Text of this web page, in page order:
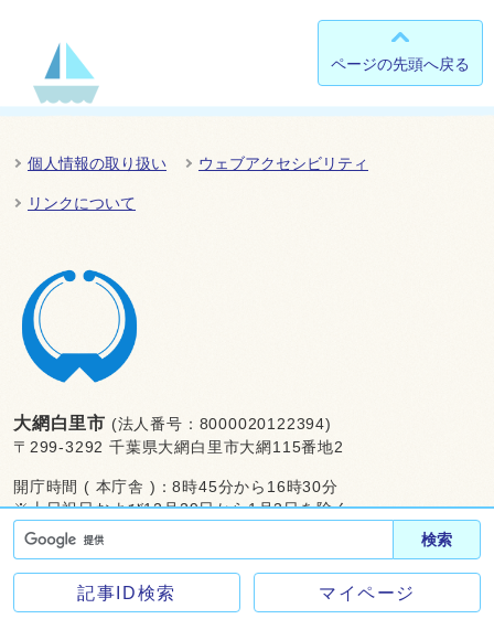
検索
記事ID検索 マイページ
ページの先頭へ戻る
個人情報の取り扱い ウェブアクセシビリティ
リンクについて
大網白里市 (法人番号：8000020122394)
〒299-3292 千葉県大網白里市大網115番地2
開庁時間 ( 本庁舎 )：8時45分から16時30分
※土日祝日および12月29日から1月3日を除く
電話：0475-70-0300 ( 総合案内 )
ファクス:0475-72-8454